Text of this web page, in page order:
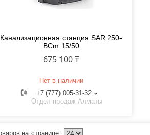
Канализационная станция SAR 250-
BCm 15/50
675 100 ₸
Нет в наличии
+7 (777) 005-31-32
Отдел продаж Алматы